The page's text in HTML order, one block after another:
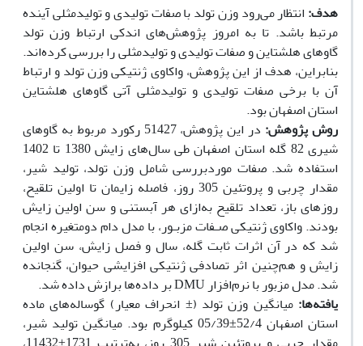
هدف: انتظار می‌رود وزن تولد با صفات تولیدی و تولیدمثلی آینده
مرتبط باشد. تا به امروز پژوهش‌های اندکی ارتباط وزن تولد
گاوهای هلشتاین و صفات تولیدی و تولیدمثلی را بررسی کرده‌اند.
بنابراین، هدف از این پژوهش، واکاوی ژنتیکی وزن تولد و ارتباط
آن با برخی صفات تولیدی و تولیدمثلی آتی گاوهای هلشتاین
استان اصفهان بود.
روش پژوهش:
در این پژوهش، 51427 رکورد مربوط به گاوهای
شیری 82 گله استان اصفهان طی سال‌های زایش 1380 تا 1402
استفاده شد. صفات موردبررسی شامل وزن تولد، تولید شیر،
مقدار چربی و پروتئین 305 روز، فاصله زایمان تا اولین تلقیح،
روزهای باز، تعداد تلقیح به‌ازای هر آبستنی و سن اولین زایش
بودند. واکاوی ژنتیکی ﺻـﻔﺎت ﻣﺰﺑـﻮر، با مدل دام دومتغیره اﻧﺠﺎم
ﺷﺪ که در آن اثرات ثابت گله، سال و فصل زایش، سن اولین
زایش و هم‌چنین اثر تصادفی ژنتیکی افزایشی حیوان، گنجانده
شد. مدل مزبور با نرم‌افزار DMU بر داده‌ها برازش داده شد.
یافته‌ها: میانگین وزن تولد (± انحراف معیار) گوساله‌‌های ماده
استان اصفهان 52/4±05/39 کیلوگرم بود. میانگین تولید شیر،